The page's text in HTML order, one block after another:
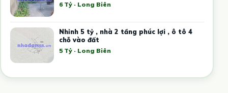
6 Tỷ · Long Biên
Nhỉnh 5 tỷ , nhà 2 tầng phúc lợi , ô tô 4
chỗ vào đất
5 Tỷ · Long Biên